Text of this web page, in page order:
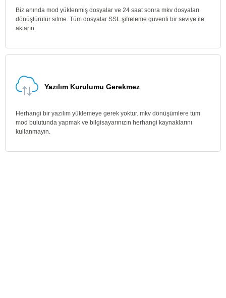
Biz anında mod yüklenmiş dosyalar ve 24 saat sonra mkv dosyaları
dönüştürülür silme. Tüm dosyalar SSL şifreleme güvenli bir seviye ile
aktarın.
Yazılım Kurulumu Gerekmez
Herhangi bir yazılım yüklemeye gerek yoktur. mkv dönüşümlere tüm
mod bulutunda yapmak ve bilgisayarınızın herhangi kaynaklarını
kullanmayın.